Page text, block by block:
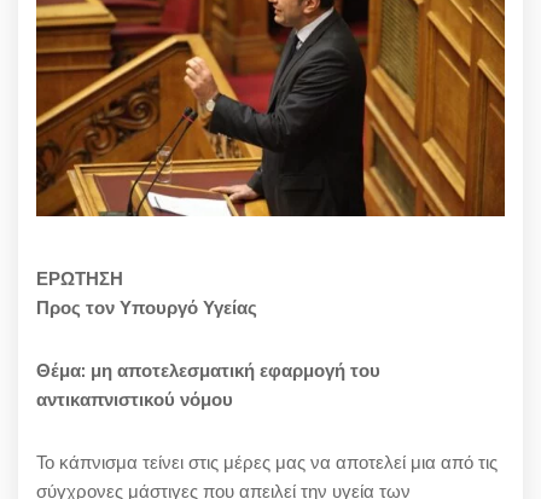
ΕΡΩΤΗΣΗ
Προς τον Υπουργό Υγείας
Θέμα: μη αποτελεσματική εφαρμογή του
αντικαπνιστικού νόμου
Το κάπνισμα τείνει στις μέρες μας να αποτελεί μια από τις
σύγχρονες μάστιγες που απειλεί την υγεία των